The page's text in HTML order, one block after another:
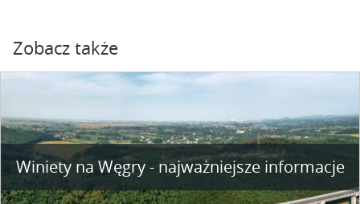
Zobacz także
Winiety na Węgry - najważniejsze informacje